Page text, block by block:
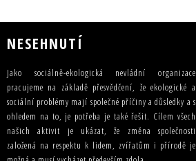
NESEHNUTÍ
Jako sociálně-ekologická nevládní organizace
pracujeme na základě přesvědčení, že ekologické a
sociální problémy mají společné příčiny a důsledky a s
ohledem na to, je potřeba je také řešit. Cílem všech
našich aktivit je ukázat, že změna společnosti
založená na respektu k lidem, zvířatům i přírodě je